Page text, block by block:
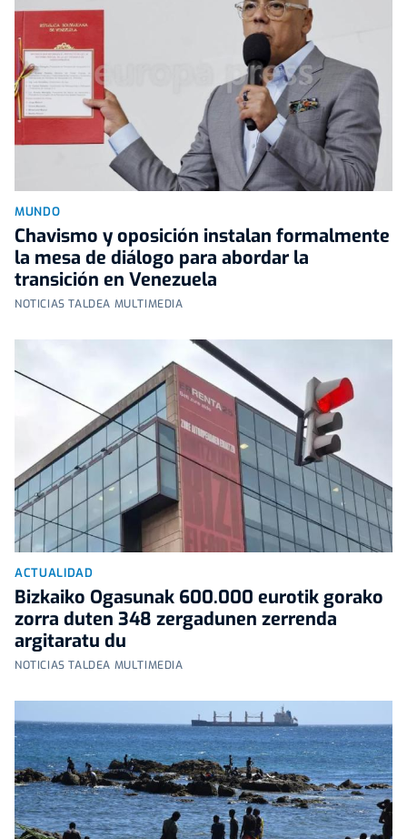
MUNDO
Chavismo y oposición instalan formalmente
la mesa de diálogo para abordar la
transición en Venezuela
NOTICIAS TALDEA MULTIMEDIA
ACTUALIDAD
Bizkaiko Ogasunak 600.000 eurotik gorako
zorra duten 348 zergadunen zerrenda
argitaratu du
NOTICIAS TALDEA MULTIMEDIA